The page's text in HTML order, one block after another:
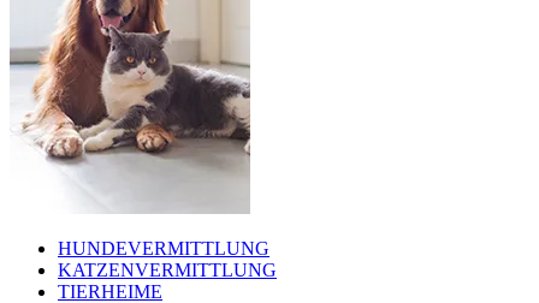
HUNDEVERMITTLUNG
KATZENVERMITTLUNG
TIERHEIME